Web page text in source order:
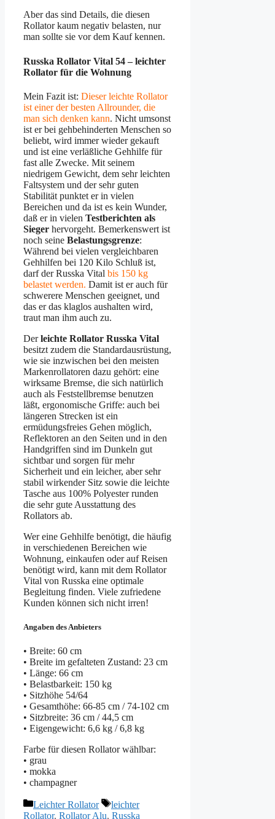
Aber das sind Details, die diesen
Rollator kaum negativ belasten, nur
man sollte sie vor dem Kauf kennen.
Russka Rollator Vital 54 – leichter
Rollator für die Wohnung
Mein Fazit ist: Dieser leichte Rollator
ist einer der besten Allrounder, die
man sich denken kann. Nicht umsonst
ist er bei gehbehinderten Menschen so
beliebt, wird immer wieder gekauft
und ist eine verläßliche Gehhilfe für
fast alle Zwecke. Mit seinem
niedrigem Gewicht, dem sehr leichten
Faltsystem und der sehr guten
Stabilität punktet er in vielen
Bereichen und da ist es kein Wunder,
daß er in vielen Testberichten als
Sieger hervorgeht. Bemerkenswert ist
noch seine Belastungsgrenze:
Während bei vielen vergleichbaren
Gehhilfen bei 120 Kilo Schluß ist,
darf der Russka Vital bis 150 kg
belastet werden. Damit ist er auch für
schwerere Menschen geeignet, und
das er das klaglos aushalten wird,
traut man ihm auch zu.
Derleichte Rollator Russka Vital
besitzt zudem die Standardausrüstung,
wie sie inzwischen bei den meisten
Markenrollatoren dazu gehört: eine
wirksame Bremse, die sich natürlich
auch als Feststellbremse benutzen
läßt, ergonomische Griffe: auch bei
längeren Strecken ist ein
ermüdungsfreies Gehen möglich,
Reflektoren an den Seiten und in den
Handgriffen sind im Dunkeln gut
sichtbar und sorgen für mehr
Sicherheit und ein leicher, aber sehr
stabil wirkender Sitz sowie die leichte
Tasche aus 100% Polyester runden
die sehr gute Ausstattung des
Rollators ab.
Wer eine Gehhilfe benötigt, die häufig
in verschiedenen Bereichen wie
Wohnung, einkaufen oder auf Reisen
benötigt wird, kann mit dem Rollator
Vital von Russka eine optimale
Begleitung finden. Viele zufriedene
Kunden können sich nicht irren!
Angaben des Anbieters
• Breite: 60 cm
• Breite im gefalteten Zustand: 23 cm
• Länge: 66 cm
• Belastbarkeit: 150 kg
• Sitzhöhe 54/64
• Gesamthöhe: 66-85 cm / 74-102 cm
• Sitzbreite: 36 cm / 44,5 cm
• Eigengewicht: 6,6 kg / 6,8 kg
Farbe für diesen Rollator wählbar:
• grau
• mokka
• champagner
Kategorien
Leichter Rollator Schlagwörter
leichter
Rollator, Rollator Alu, Russka